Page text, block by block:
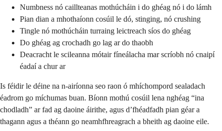
Numbness nó caillteanas mothúcháin i do ghéag nó i do lámh
Pian dian a mhothaíonn cosúil le dó, stinging, nó crushing
Tingle nó mothúcháin turraing leictreach síos do ghéag
Do ghéag ag crochadh go lag ar do thaobh
Deacracht le scileanna mótair fíneálacha mar scríobh nó cnaipí
éadaí a chur ar
Is féidir le déine na n-airíonna seo raon ó mhíchompord sealadach
éadrom go míchumas buan. Bíonn mothú cosúil lena nghéag “ina
chodladh” ar fad ag daoine áirithe, agus d’fhéadfadh pian géar a
thagann agus a théann go neamhfhreagrach a bheith ag daoine eile.